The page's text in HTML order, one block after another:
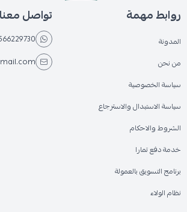
روابط مهمة
المدونة
من نحن
سياسة الخصوصية
سياسة الاستبدال والاسترجاع
الشروط والاحكام
خدمة دفع تمارا
برنامج التسويق بالعمولة
نظام الولاء
تواصل معنا